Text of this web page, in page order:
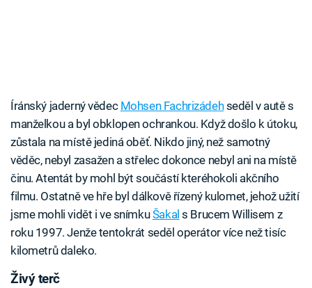
Íránský jaderný vědec Mohsen Fachrizádehseděl v autě s
manželkou a byl obklopen ochrankou. Když došlo k útoku,
zůstala na místě jediná oběť. Nikdo jiný, než samotný
věděc, nebyl zasažen a střelec dokonce nebyl ani na místě
činu. Atentát by mohl být součástí kteréhokoli akčního
filmu. Ostatně ve hře byl dálkově řízený kulomet, jehož užití
jsme mohli vidět i ve snímkuŠakal s Brucem Willisem z
roku 1997. Jenže tentokrát seděl operátor více než tisíc
kilometrů daleko.
Živý terč